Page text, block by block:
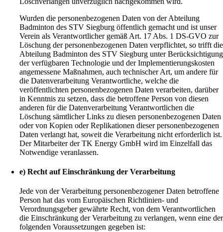
Wurden die personenbezogenen Daten von der Abteilung
Badminton des STV Siegburg öffentlich gemacht und ist unser
Verein als Verantwortlicher gemäß Art. 17 Abs. 1 DS-GVO zur
Löschung der personenbezogenen Daten verpflichtet, so trifft die
Abteilung Badminton des STV Siegburg unter Berücksichtigung
der verfügbaren Technologie und der Implementierungskosten
angemessene Maßnahmen, auch technischer Art, um andere für
die Datenverarbeitung Verantwortliche, welche die
veröffentlichten personenbezogenen Daten verarbeiten, darüber
in Kenntnis zu setzen, dass die betroffene Person von diesen
anderen für die Datenverarbeitung Verantwortlichen die
Löschung sämtlicher Links zu diesen personenbezogenen Daten
oder von Kopien oder Replikationen dieser personenbezogenen
Daten verlangt hat, soweit die Verarbeitung nicht erforderlich ist.
Der Mitarbeiter der TK Energy GmbH wird im Einzelfall das
Notwendige veranlassen.
e) Recht auf Einschränkung der Verarbeitung
Jede von der Verarbeitung personenbezogener Daten betroffene
Person hat das vom Europäischen Richtlinien- und
Verordnungsgeber gewährte Recht, von dem Verantwortlichen
die Einschränkung der Verarbeitung zu verlangen, wenn eine der
folgenden Voraussetzungen gegeben ist: